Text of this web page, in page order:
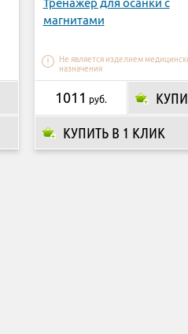
магнитами
Не является изделием
назначения
КУПИТЬ В 1 КЛИК
1011 руб.